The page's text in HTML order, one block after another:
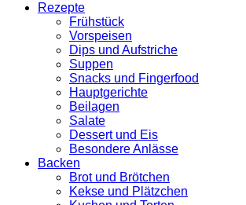
Rezepte
Frühstück
Vorspeisen
Dips und Aufstriche
Suppen
Snacks und Fingerfood
Hauptgerichte
Beilagen
Salate
Dessert und Eis
Besondere Anlässe
Backen
Brot und Brötchen
Kekse und Plätzchen